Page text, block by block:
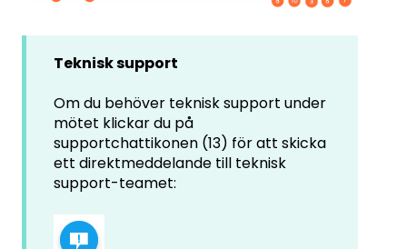
Teknisk support
Om du behöver teknisk support under
mötet klickar du på
supportchattikonen (13) för att skicka
ett direktmeddelande till teknisk
support-teamet: